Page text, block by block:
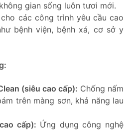
gian sống luôn tươi mới.
các công trình yêu cầu cao
bệnh viện, bệnh xá, cơ sở y
(siêu cao cấp): Chống nấm
trên màng sơn, khả năng lau
cấp): Ứng dụng công nghệ